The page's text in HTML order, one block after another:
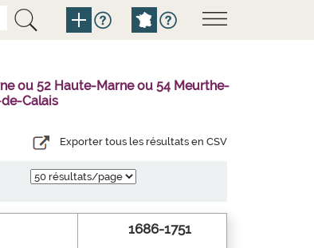
ou 52 Haute-Marne ou 54 Meurthe-
Calais
Exporter tous les résultats en CSV
1686-1751